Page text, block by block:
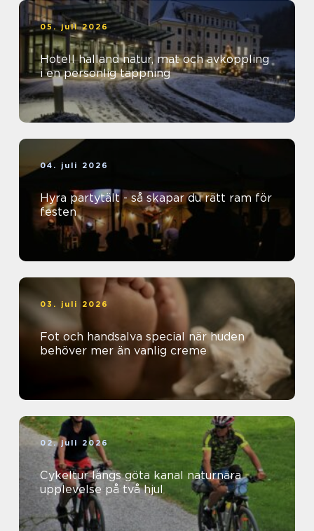
05. juli 2026
Hotell halland natur, mat och avkoppling
i en personlig tappning
04. juli 2026
Hyra partytält - så skapar du rätt ram för
festen
03. juli 2026
Fot och handsalva special när huden
behöver mer än vanlig creme
02. juli 2026
Cykeltur längs göta kanal naturnära
upplevelse på två hjul